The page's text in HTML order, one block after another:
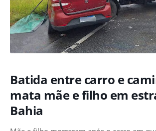
Batida entre carro e
mata mãe e filho em
Bahia